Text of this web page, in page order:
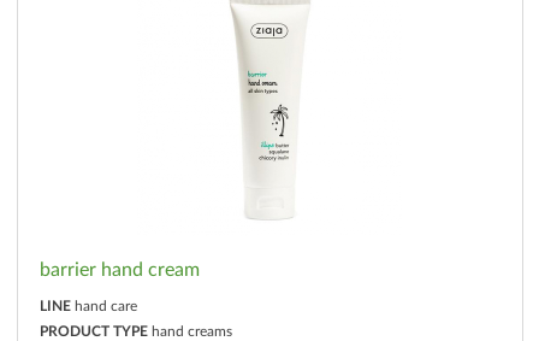
barrier hand cream
LINE hand care
PRODUCT TYPE hand creams